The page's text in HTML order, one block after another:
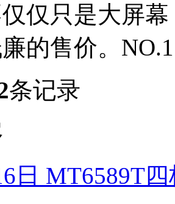
仅只是大屏
的售价。
条记录
日 MT6589T